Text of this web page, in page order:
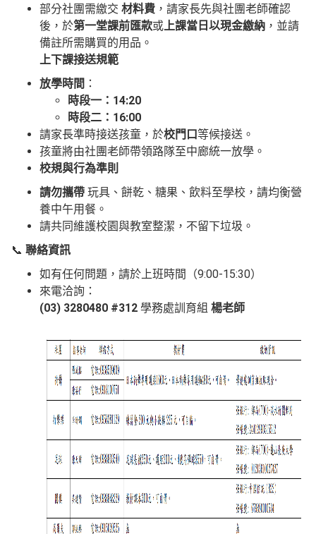
部分社團需繳交 材料費 ，請家長先與社團老師確認
後，於第一堂課前匯款或上課當日以現金繳納 ，並請
備註所需購買的用品。
上下課接送規範
放學時間 ：
時段一：14:20
時段二：16:00
請家長準時接送孩童，於校門口等候接送。
孩童將由社團老師帶領路隊至中廊統一放學。
校規與行為準則
請勿攜帶 玩具、餅乾、糖果、飲料至學校，請均衡營
養中午用餐。
請共同維護校園與教室整潔，不留下垃圾。
📞 聯絡資訊
如有任何問題，請於上班時間（9:00-15:30）
來電洽詢：
(03) 3280480 #312 學務處訓育組 楊老師